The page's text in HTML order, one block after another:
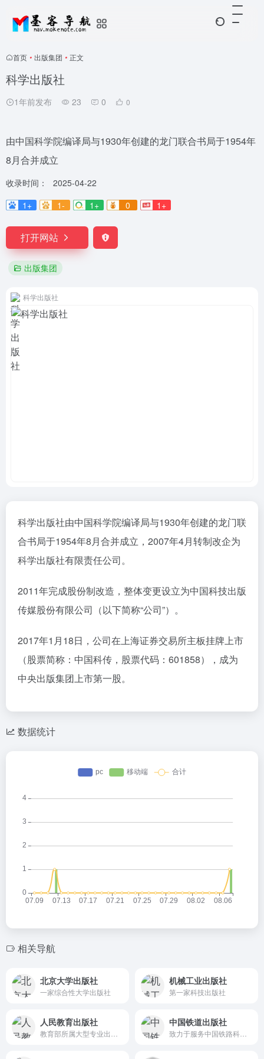
首页 • 出版集团 • 正文
科学出版社
1年前发布 23 0 0
由中国科学院编译局与1930年创建的龙门联合书局于1954年
8月合并成立
收录时间：
2025-04-22
1+
1- 1+ 0 1+
打开网站
出版集团
科学出版社
科学出版社由中国科学院编译局与1930年创建的龙门联
合书局于1954年8月合并成立，2007年4月转制改企为
科学出版社有限责任公司。
2011年完成股份制改造，整体变更设立为中国科技出版
传媒股份有限公司（以下简称“公司”）。
2017年1月18日，公司在上海证券交易所主板挂牌上市
（股票简称：中国科传，股票代码：601858），成为
中央出版集团上市第一股。
数据统计
相关导航
北京大学出版社
一家综合性大学出版社
机械工业出版社
第一家科技出版社
人民教育出版社 中国铁道出版社